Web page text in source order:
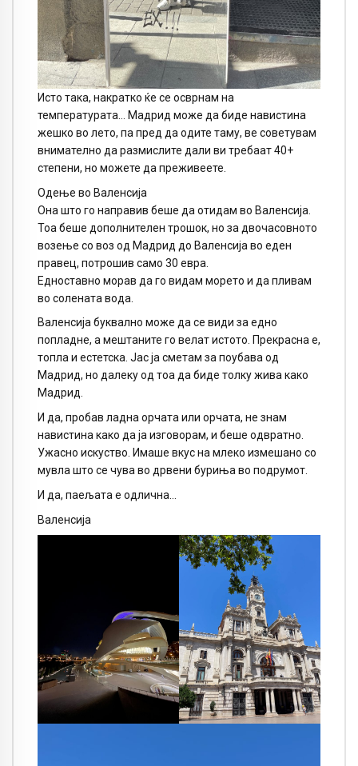
Исто така, накратко ќе се осврнам на
температурата… Мадрид може да биде навистина
жешко во лето, па пред да одите таму, ве советувам
внимателно да размислите дали ви требаат 40+
степени, но можете да преживеете.
Одење во Валенсија
Она што го направив беше да отидам во Валенсија.
Тоа беше дополнителен трошок, но за двочасовното
возење со воз од Мадрид до Валенсија во еден
правец, потрошив само 30 евра.
Едноставно морав да го видам морето и да пливам
во солената вода.
Валенсија буквално може да се види за едно
попладне, а мештаните го велат истото. Прекрасна е,
топла и естетска. Јас ја сметам за поубава од
Мадрид, но далеку од тоа да биде толку жива како
Мадрид.
И да, пробав ладна орчата или орчата, не знам
навистина како да ја изговорам, и беше одвратно.
Ужасно искуство. Имаше вкус на млеко измешано со
мувла што се чува во дрвени буриња во подрумот.
И да, паељата е одлична…
Валенсија